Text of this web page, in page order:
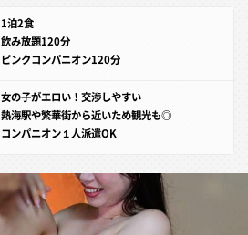
1泊2食
飲み放題120分
ピンクコンパニオン120分
女の子がエロい！交渉しやすい
熱海駅や繁華街から近いため観光も◎
コンパニオン１人派遣OK